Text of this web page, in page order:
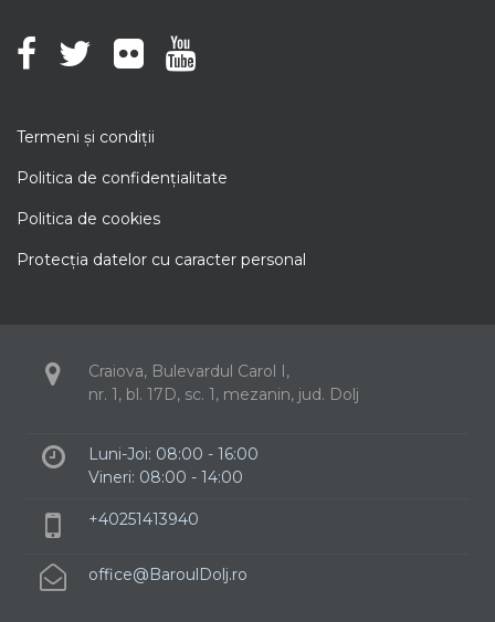
Termeni şi condiţii
Politica de confidenţialitate
Politica de cookies
Protecţia datelor cu caracter personal
Craiova, Bulevardul Carol I,
nr. 1, bl. 17D, sc. 1, mezanin, jud. Dolj
Luni-Joi: 08:00 - 16:00
Vineri: 08:00 - 14:00
+40251413940
office@BaroulDolj.ro